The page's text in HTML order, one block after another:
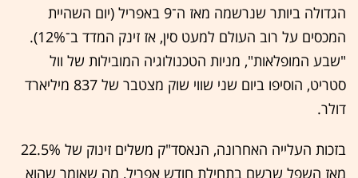
הגדולה ביותר שנרשמה מאז ה־9 באפריל (יום השהיית
המכסים על רוב העולם למעט סין, אז זינק המדד ב־12%).
"שבע המופלאות", מניות הטכנולוגיה המובילות של וול
סטריט, הוסיפו ביום שני שווי שוק מצטבר של 837 מיליארד
דולר.
בזכות העלייה האחרונה, הנאסד"ק משלים זינוק של 22.5%
מאז השפל שרשם בתחילת חודש אפריל, מה שאומר שהוא